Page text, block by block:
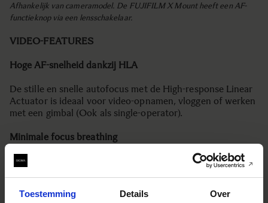
Toestemming Details Over
Afhankelijk van cameramodel. De FUJIFILM X Mount heeft een AF-
functieknop via een lensschakelaar.
VIDEO-FEATURES
Hoge AF-snelheid dankzij HLA
De stille en snelle autofocus met de High-response Linear
Actuator is ideaal voor video-opnamen, vloggen of werken
met een gimbal (Ook als single-operator).
Minimale focus breathing
Veranderingen in het beeld bij scherpstellen zijn sterk